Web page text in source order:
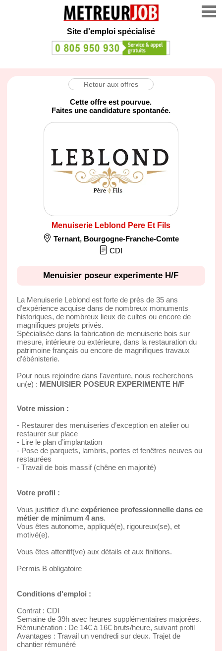
Site d'emploi spécialisé
Retour aux offres
Cette offre est pourvue.
Faites une candidature spontanée.
Menuiserie Leblond Pere Et Fils
Ternant, Bourgogne-Franche-Comte
CDI
Menuisier poseur experimente H/F
La Menuiserie Leblond est forte de près de 35 ans
d’expérience acquise dans de nombreux monuments
historiques, de nombreux lieux de cultes ou encore de
magnifiques projets privés.
Spécialisée dans la fabrication de menuiserie bois sur
mesure, intérieure ou extérieure, dans la restauration du
patrimoine français ou encore de magnifiques travaux
d’ébénisterie.
Pour nous rejoindre dans l’aventure, nous recherchons
un(e) : MENUISIER POSEUR EXPERIMENTE H/F
Votre mission :
- Restaurer des menuiseries d’exception en atelier ou
restaurer sur place
- Lire le plan d’implantation
- Pose de parquets, lambris, portes et fenêtres neuves ou
restaurées
- Travail de bois massif (chêne en majorité)
Votre profil :
Vous justifiez d'une expérience professionnelle dans ce
métier de minimum 4 ans.
Vous êtes autonome, appliqué(e), rigoureux(se), et
motivé(e).
Vous êtes attentif(ve) aux détails et aux finitions.
Permis B obligatoire
Conditions d'emploi :
Contrat : CDI
Semaine de 39h avec heures supplémentaires majorées.
Rémunération : De 14€ à 16€ bruts/heure, suivant profil
Avantages : Travail un vendredi sur deux. Trajet de
chantier rémunéré